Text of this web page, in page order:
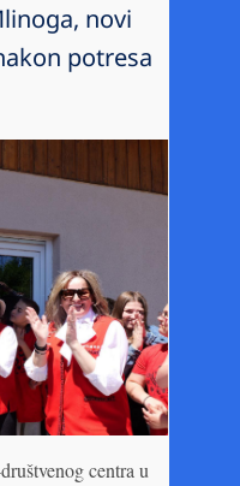
novi
potresa
centra u